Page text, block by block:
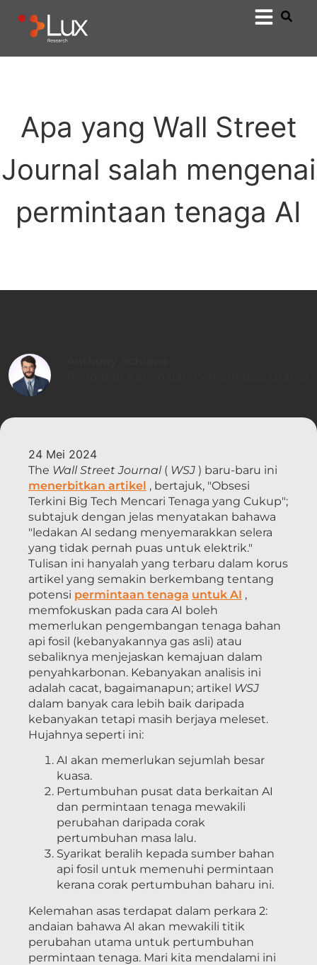
Apa yang Wall Street
Journal salah mengenai
permintaan tenaga AI
24 Mei 2024
The Wall Street Journal( WSJ ) baru-baru ini
menerbitkan artikel , bertajuk, "Obsesi
Terkini Big Tech Mencari Tenaga yang Cukup";
subtajuk dengan jelas menyatakan bahawa
"ledakan AI sedang menyemarakkan selera
yang tidak pernah puas untuk elektrik."
Tulisan ini hanyalah yang terbaru dalam korus
artikel yang semakin berkembang tentang
potensi permintaan tenaga untuk AI ,
memfokuskan pada cara AI boleh
memerlukan pengembangan tenaga bahan
api fosil (kebanyakannya gas asli) atau
sebaliknya menjejaskan kemajuan dalam
penyahkarbonan. Kebanyakan analisis ini
adalah cacat, bagaimanapun; artikel WSJ
dalam banyak cara lebih baik daripada
kebanyakan tetapi masih berjaya meleset.
Hujahnya seperti ini:
AI akan memerlukan sejumlah besar
kuasa.
Pertumbuhan pusat data berkaitan AI
dan permintaan tenaga mewakili
perubahan daripada corak
pertumbuhan masa lalu.
Syarikat beralih kepada sumber bahan
api fosil untuk memenuhi permintaan
kerana corak pertumbuhan baharu ini.
Kelemahan asas terdapat dalam perkara 2:
andaian bahawa AI akan mewakili titik
perubahan utama untuk pertumbuhan
permintaan tenaga. Mari kita mendalami ini